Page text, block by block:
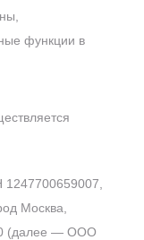
функции в
Москва,
(далее — ООО